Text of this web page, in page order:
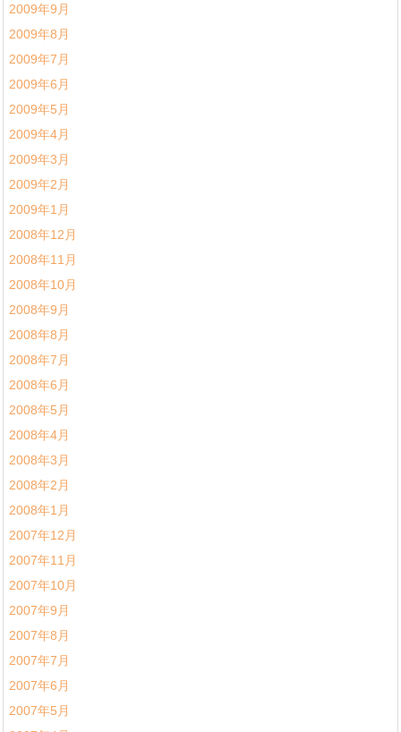
2009年9月
2009年8月
2009年7月
2009年6月
2009年5月
2009年4月
2009年3月
2009年2月
2009年1月
2008年12月
2008年11月
2008年10月
2008年9月
2008年8月
2008年7月
2008年6月
2008年5月
2008年4月
2008年3月
2008年2月
2008年1月
2007年12月
2007年11月
2007年10月
2007年9月
2007年8月
2007年7月
2007年6月
2007年5月